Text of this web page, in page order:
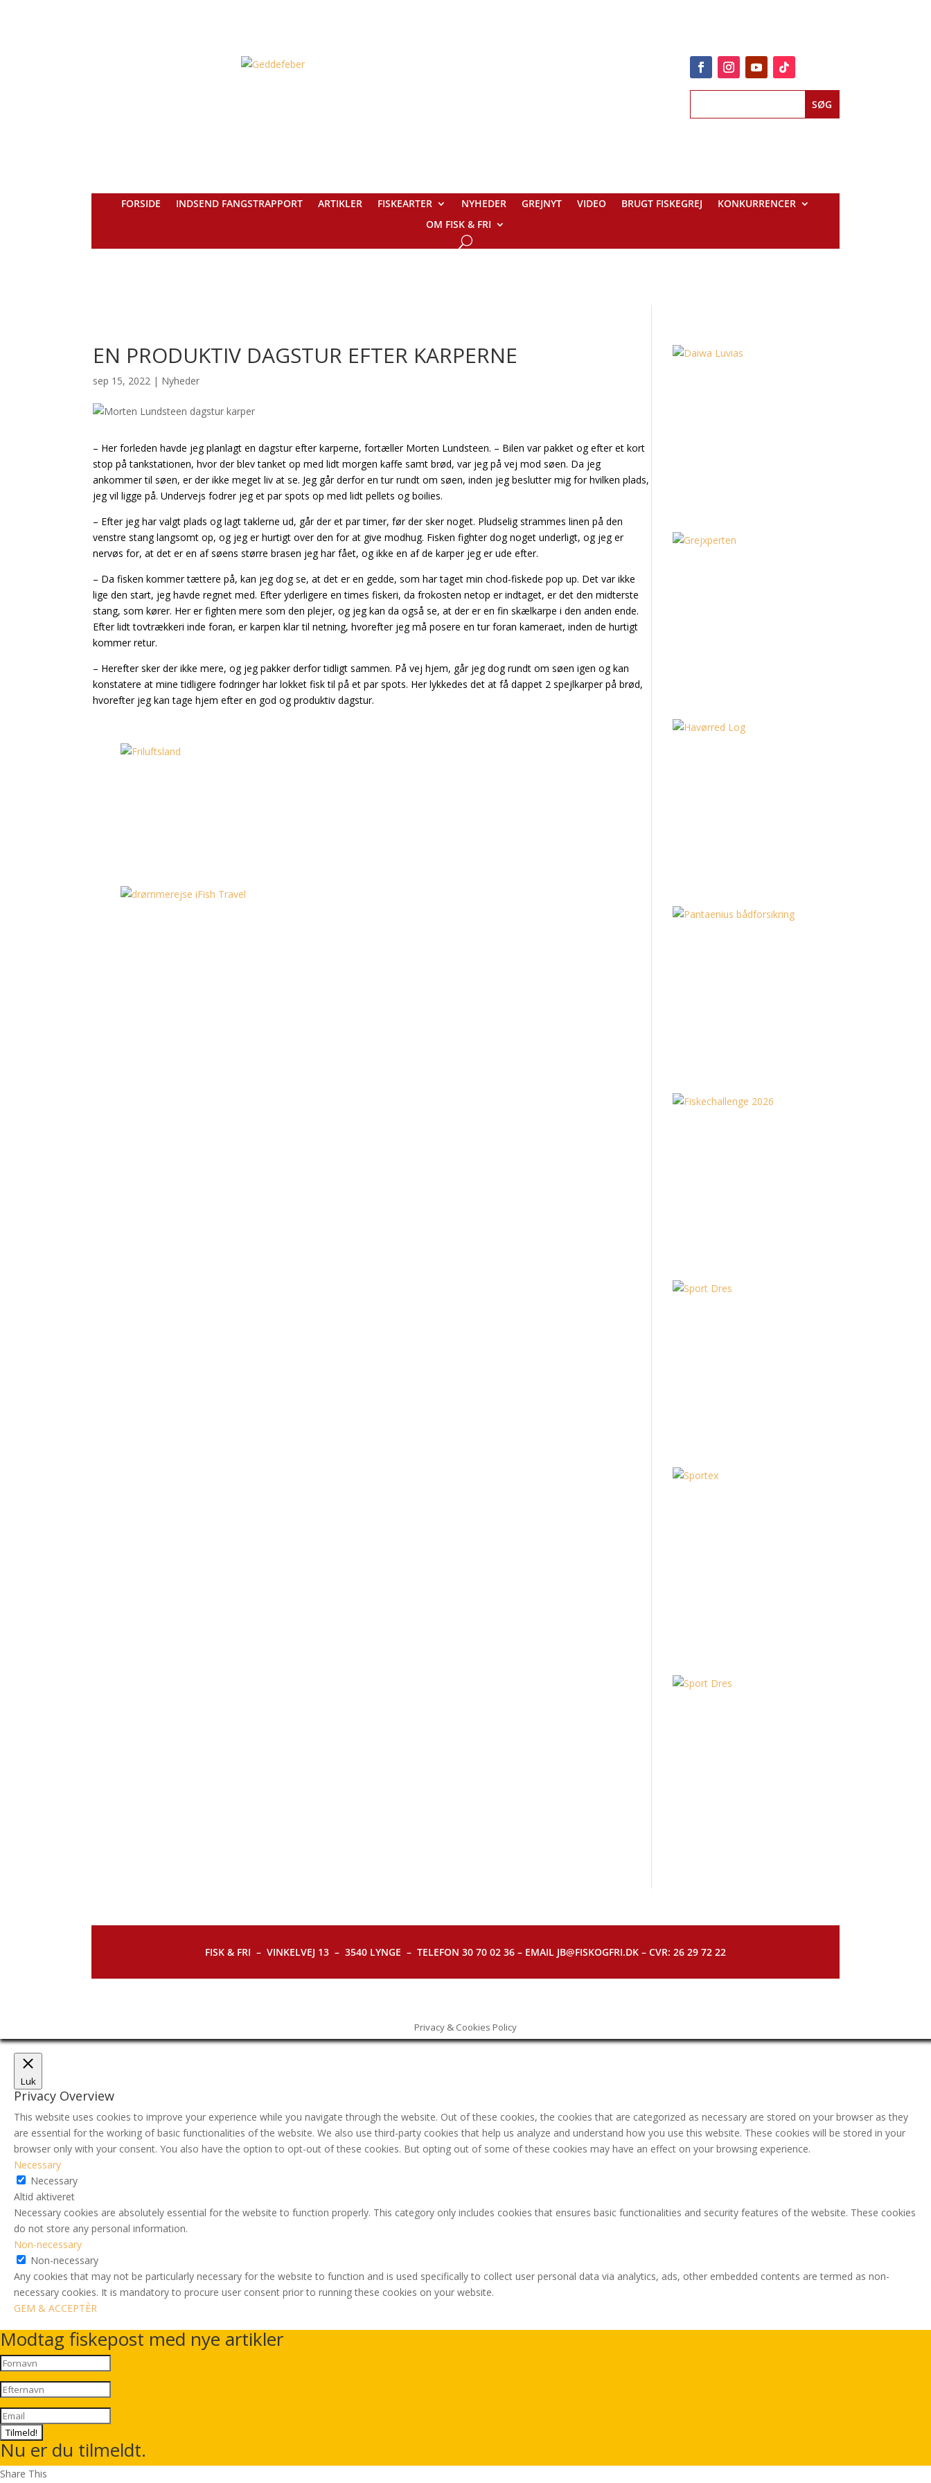
FORSIDE INDSEND FANGSTRAPPORT ARTIKLER FISKEARTER NYHEDER GREJNYT VIDEO BRUGT FISKEGREJ
KONKURRENCER
OM FISK & FRI
EN PRODUKTIV DAGSTUR EFTER KARPERNE
sep 15, 2022 | Nyheder
– Her forleden havde jeg planlagt en dagstur efter karperne, fortæller Morten Lundsteen. – Bilen var pakket og efter et kort
stop på tankstationen, hvor der blev tanket op med lidt morgen kaffe samt brød, var jeg på vej mod søen. Da jeg
ankommer til søen, er der ikke meget liv at se. Jeg går derfor en tur rundt om søen, inden jeg beslutter mig for hvilken plads,
jeg vil ligge på. Undervejs fodrer jeg et par spots op med lidt pellets og boilies.
– Efter jeg har valgt plads og lagt taklerne ud, går der et par timer, før der sker noget. Pludselig strammes linen på den
venstre stang langsomt op, og jeg er hurtigt over den for at give modhug. Fisken fighter dog noget underligt, og jeg er
nervøs for, at det er en af søens større brasen jeg har fået, og ikke en af de karper jeg er ude efter.
– Da fisken kommer tættere på, kan jeg dog se, at det er en gedde, som har taget min chod-fiskede pop up. Det var ikke
lige den start, jeg havde regnet med. Efter yderligere en times fiskeri, da frokosten netop er indtaget, er det den midterste
stang, som kører. Her er fighten mere som den plejer, og jeg kan da også se, at der er en fin skælkarpe i den anden ende.
Efter lidt tovtrækkeri inde foran, er karpen klar til netning, hvorefter jeg må posere en tur foran kameraet, inden de hurtigt
kommer retur.
– Herefter sker der ikke mere, og jeg pakker derfor tidligt sammen. På vej hjem, går jeg dog rundt om søen igen og kan
konstatere at mine tidligere fodringer har lokket fisk til på et par spots. Her lykkedes det at få dappet 2 spejlkarper på brød,
hvorefter jeg kan tage hjem efter en god og produktiv dagstur.
FISK & FRI – VINKELVEJ 13 – 3540 LYNGE – TELEFON 30 70 02 36 – EMAIL JB@FISKOGFRI.DK – CVR: 26 29 72 22
Privacy & Cookies Policy
Luk
Privacy Overview
This website uses cookies to improve your experience while you navigate through the website. Out of these cookies, the cookies that are categorized as necessary are stored on your browser as they
are essential for the working of basic functionalities of the website. We also use third-party cookies that help us analyze and understand how you use this website. These cookies will be stored in your
browser only with your consent. You also have the option to opt-out of these cookies. But opting out of some of these cookies may have an effect on your browsing experience.
Necessary
Necessary
Altid aktiveret
Necessary cookies are absolutely essential for the website to function properly. This category only includes cookies that ensures basic functionalities and security features of the website. These cookies
do not store any personal information.
Non-necessary
Non-necessary
Any cookies that may not be particularly necessary for the website to function and is used specifically to collect user personal data via analytics, ads, other embedded contents are termed as non-
necessary cookies. It is mandatory to procure user consent prior to running these cookies on your website.
GEM & ACCEPTÈR
Modtag fiskepost med nye artikler
Tilmeld!
Nu er du tilmeldt.
Share This